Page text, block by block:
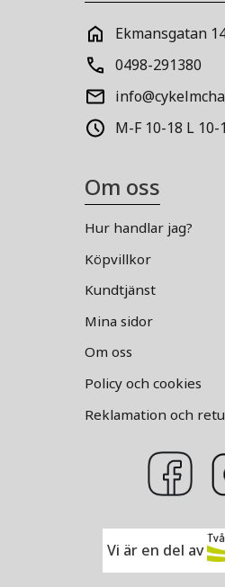
Ekmansgatan
0498-291380
M-F 10-18 L 10-
Om oss
Hur handlar jag?
Köpvillkor
Kundtjänst
Mina sidor
Om oss
Policy och cookies
Reklamation och
Vi är en del av